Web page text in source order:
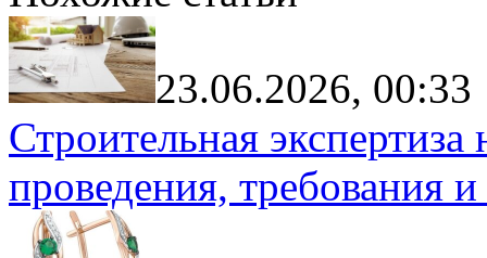
23.06.2026, 00:33
Строительная
проведения, требования